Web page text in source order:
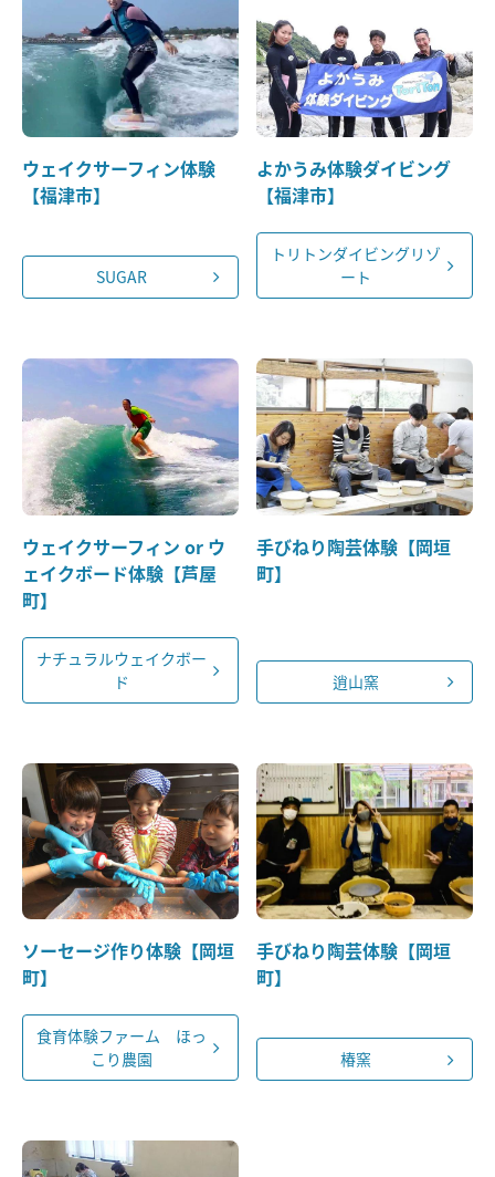
ウェイクサーフィン体験
【福津市】
SUGAR
よかうみ体験ダイビング
【福津市】
トリトンダイビングリゾ
ート
ウェイクサーフィン or ウ
ェイクボード体験【芦屋
町】
ナチュラルウェイクボー
ド
手びねり陶芸体験【岡垣
町】
逍山窯
ソーセージ作り体験【岡垣
町】
食育体験ファーム ほっ
こり農園
手びねり陶芸体験【岡垣
町】
椿窯